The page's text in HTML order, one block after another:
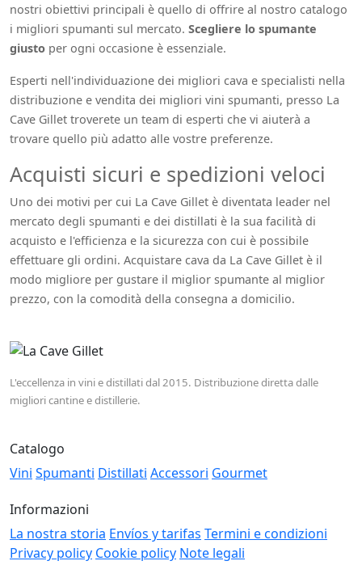
nostri obiettivi principali è quello di offrire al nostro catalogo
i migliori spumanti sul mercato. Scegliere lo spumante
giusto per ogni occasione è essenziale.
Esperti nell'individuazione dei migliori cava e specialisti nella
distribuzione e vendita dei migliori vini spumanti, presso La
Cave Gillet troverete un team di esperti che vi aiuterà a
trovare quello più adatto alle vostre preferenze.
Acquisti sicuri e spedizioni veloci
Uno dei motivi per cui La Cave Gillet è diventata leader nel
mercato degli spumanti e dei distillati è la sua facilità di
acquisto e l'efficienza e la sicurezza con cui è possibile
effettuare gli ordini. Acquistare cava da La Cave Gillet è il
modo migliore per gustare il miglior spumante al miglior
prezzo, con la comodità della consegna a domicilio.
L'eccellenza in vini e distillati dal 2015. Distribuzione diretta dalle
migliori cantine e distillerie.
Catalogo
Vini Spumanti Distillati Accessori Gourmet
Informazioni
La nostra storia Envíos y tarifas Termini e condizioni
Privacy policy Cookie policy Note legali